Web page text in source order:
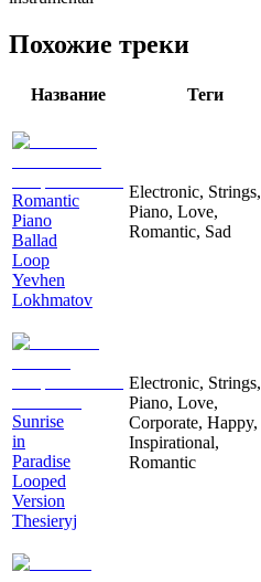
Похожие треки
Название Теги
Romantic
Piano
Ballad
Loop
Yevhen
Lokhmatov
Electronic, Strings,
Piano, Love,
Romantic, Sad
Sunrise
in
Paradise
Looped
Version
Thesieryj
Electronic, Strings,
Piano, Love,
Corporate, Happy,
Inspirational,
Romantic